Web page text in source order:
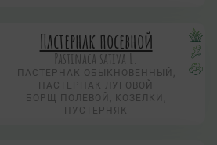
Пастернак посевной
Pastinaca sativa L.
ПАСТЕРНАК ОБЫКНОВЕННЫЙ,
ПАСТЕРНАК ЛУГОВОЙ
БОРЩ ПОЛЕВОЙ, КОЗЕЛКИ,
ПУСТЕРНЯК